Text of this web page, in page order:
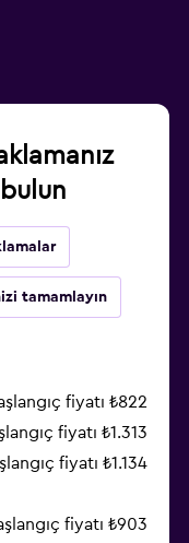
tamamlayın
fiyatı ₺822
fiyatı ₺1.313
fiyatı ₺1.134
fiyatı ₺903